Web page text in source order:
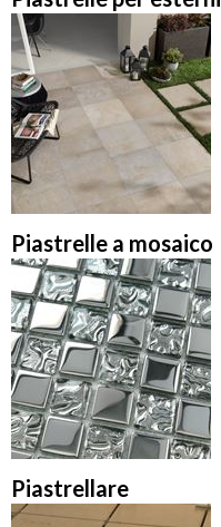
Piastrelle a mosaico
Piastrellare